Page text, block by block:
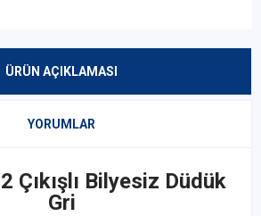
ÜRÜN AÇIKLAMASI
YORUMLAR
Çıkışlı Bilyesiz Düdük
Gri